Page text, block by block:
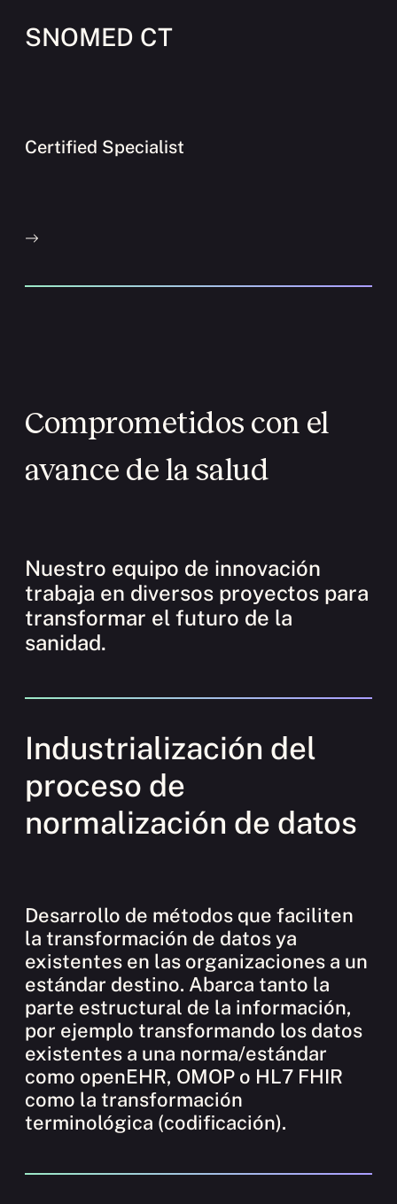
SNOMED CT
Certified Specialist
Comprometidos con el
avance de la salud
Nuestro equipo de innovación
trabaja en diversos proyectos para
transformar el futuro de la
sanidad.
Industrialización del
proceso de
normalización de datos
Desarrollo de métodos que faciliten
la transformación de datos ya
existentes en las organizaciones a un
estándar destino. Abarca tanto la
parte estructural de la información,
por ejemplo transformando los datos
existentes a una norma/estándar
como openEHR, OMOP o HL7 FHIR
como la transformación
terminológica (codificación).